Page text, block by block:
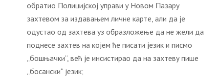
обратио Полицијској управи у Новом Пазару
захтевом за издавањем личне карте, али да је
одустао од захтева уз образложење да не жели да
поднесе захтев на којем ће писати језик и писмо
„бошњачки“, већ је инсистирао да на захтеву пише
„босански“ језик;